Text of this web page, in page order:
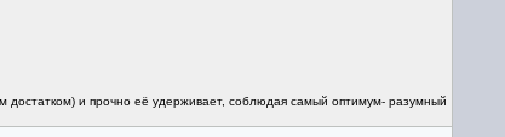
и прочно её удерживает, соблюдая самый оптимум- разумный